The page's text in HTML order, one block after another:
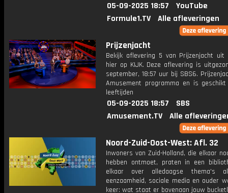
05-09-2025 18:57
YouTube
Formule1.TV
Alle afleveringen
Prijzenjacht
Bekijk aflevering 5 van Prijzenjacht uit
hier op KIJK. Deze aflevering is
september, 18:57 uur bij SBS6.
Amusement programma en is
leeftijden
05-09-2025 18:57
SBS
Amusement.TV
Alle
Noord-Zuid-Oost-West: Afl. 32
Inwoners van Zuid-Holland, die elkaar
hebben ontmoet, praten in een
elkaar over alledaagse thema's
eenzaamheid, sociale media en ouder
keer: wat staat er bovenaan jouw